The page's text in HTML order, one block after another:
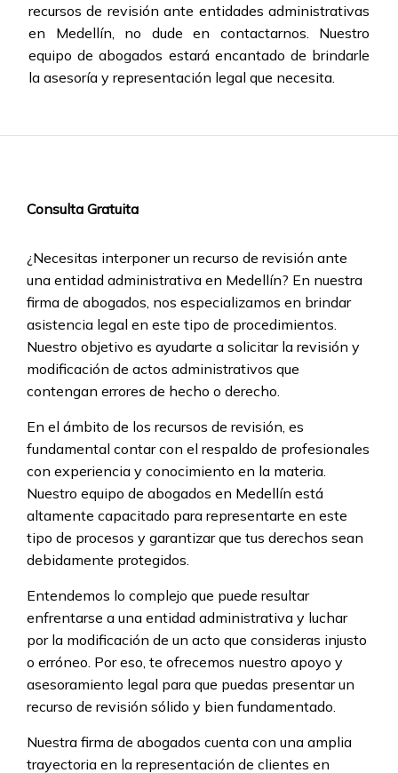
recursos de revisión ante entidades administrativas
en Medellín, no dude en contactarnos. Nuestro
equipo de abogados estará encantado de brindarle
la asesoría y representación legal que necesita.
Consulta Gratuita
¿Necesitas interponer un recurso de revisión ante
una entidad administrativa en Medellín? En nuestra
firma de abogados, nos especializamos en brindar
asistencia legal en este tipo de procedimientos.
Nuestro objetivo es ayudarte a solicitar la revisión y
modificación de actos administrativos que
contengan errores de hecho o derecho.
En el ámbito de los recursos de revisión, es
fundamental contar con el respaldo de profesionales
con experiencia y conocimiento en la materia.
Nuestro equipo de abogados en Medellín está
altamente capacitado para representarte en este
tipo de procesos y garantizar que tus derechos sean
debidamente protegidos.
Entendemos lo complejo que puede resultar
enfrentarse a una entidad administrativa y luchar
por la modificación de un acto que consideras injusto
o erróneo. Por eso, te ofrecemos nuestro apoyo y
asesoramiento legal para que puedas presentar un
recurso de revisión sólido y bien fundamentado.
Nuestra firma de abogados cuenta con una amplia
trayectoria en la representación de clientes en